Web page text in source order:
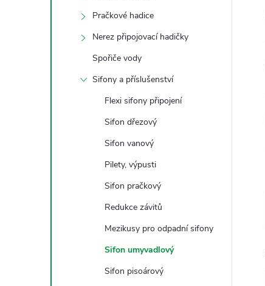
Pračkové hadice
Nerez připojovací hadičky
Spořiče vody
Sifony a příslušenství
Flexi sifony připojení
Sifon dřezový
Sifon vanový
Pilety, výpusti
Sifon pračkový
Redukce závitů
Mezikusy pro odpadní sifony
Sifon umyvadlový
Sifon pisoárový